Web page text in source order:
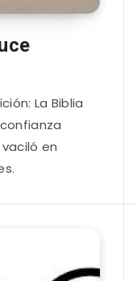
La Biblia
en